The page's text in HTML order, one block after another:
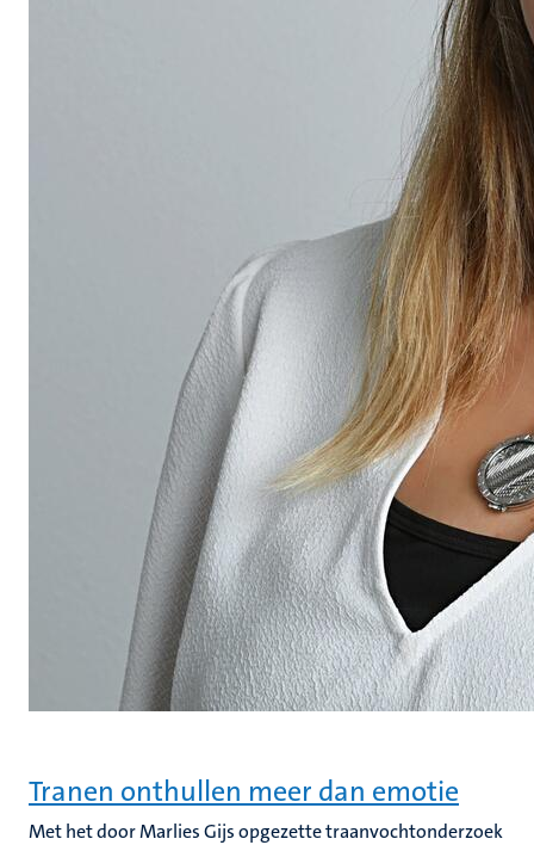
Tranen onthullen meer dan emotie
Met het door Marlies Gijs opgezette traanvochtonderzoek